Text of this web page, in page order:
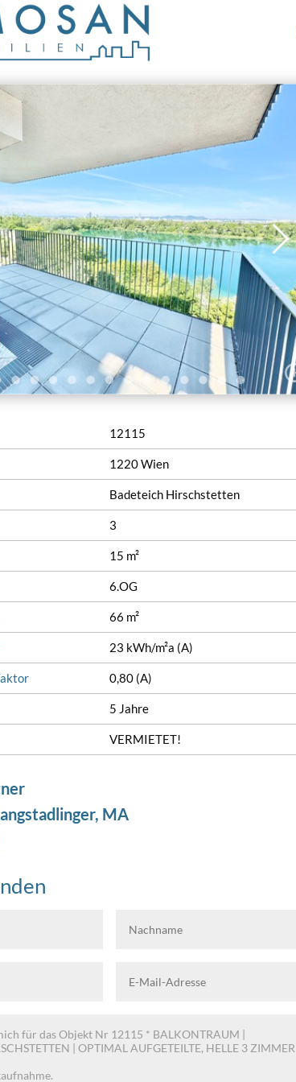
12115
1220 Wien
Badeteich Hirschstetten
3
15 m²
6.OG
66 m²
23 kWh/m²a (A)
0,80 (A)
5 Jahre
VERMIETET!
MA